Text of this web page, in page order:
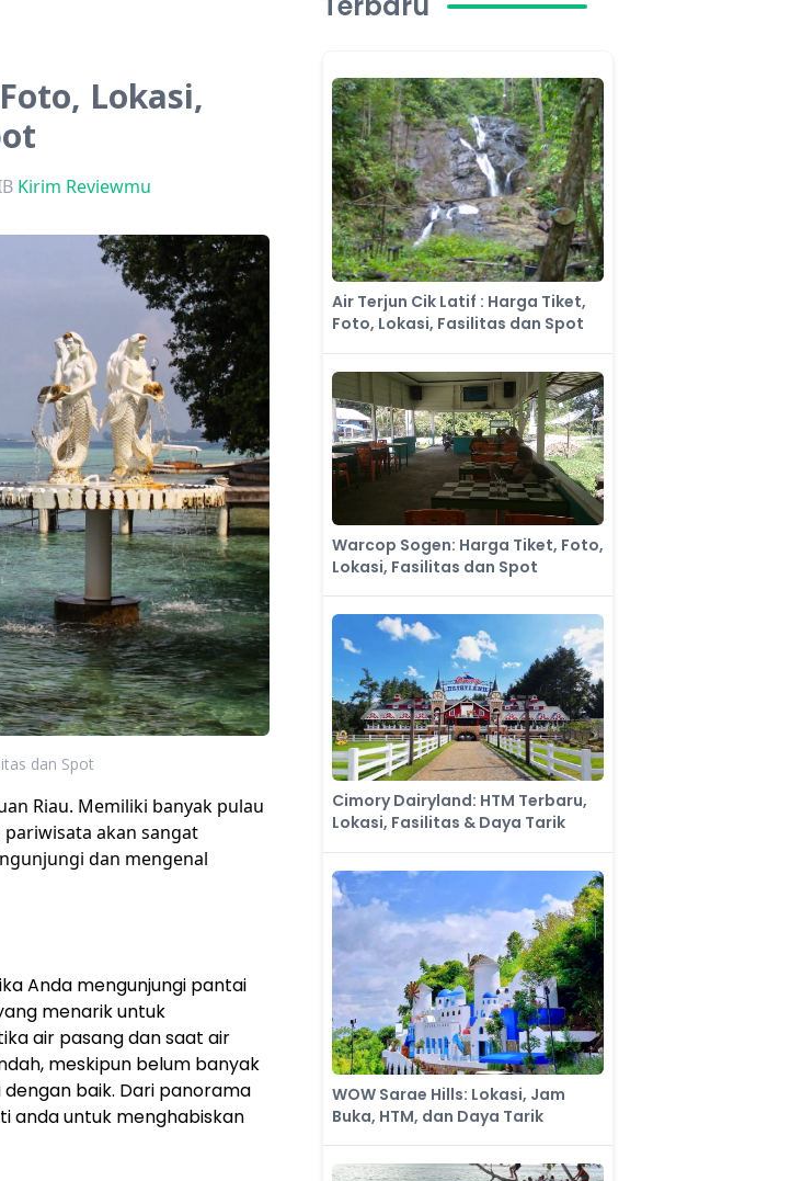
Lokasi,
Kirim Reviewmu
dan Spot
Riau. Memiliki banyak pulau
akan sangat
dan mengenal
Anda mengunjungi pantai
menarik untuk
air pasang dan saat air
meskipun belum banyak
baik. Dari panorama
anda untuk menghabiskan
Air Terjun Cik Latif : Harga Tiket,
Foto, Lokasi, Fasilitas dan Spot
Warcop Sogen: Harga Tiket, Foto,
Lokasi, Fasilitas dan Spot
Cimory Dairyland: HTM Terbaru,
Lokasi, Fasilitas & Daya Tarik
WOW Sarae Hills: Lokasi, Jam
Buka, HTM, dan Daya Tarik